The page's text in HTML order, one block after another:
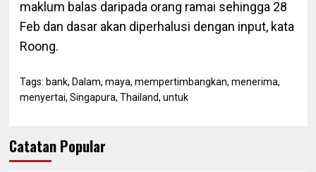
maklum balas daripada orang ramai sehingga 28
Feb dan dasar akan diperhalusi dengan input, kata
Roong.
Tags: bank, Dalam, maya, mempertimbangkan, menerima,
menyertai, Singapura, Thailand, untuk
Catatan Popular